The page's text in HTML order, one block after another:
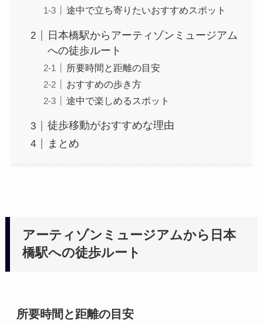
途中で立ち寄りたいおすすめスポット
日本橋駅からアーティゾンミュージアム
への徒歩ルート
所要時間と距離の目安
おすすめの歩き方
途中で楽しめるスポット
徒歩移動がおすすめな理由
まとめ
アーティゾンミュージアムから日本
橋駅への徒歩ルート
所要時間と距離の目安